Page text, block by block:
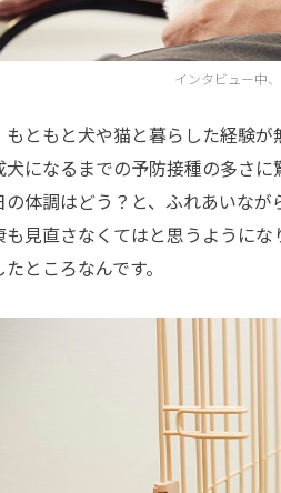
インタビュー中
もともと犬や猫と暮らした経験が
犬になるまでの予防接種の多さ
の体調はどう？と、ふれあいな
も見直さなくてはと思うように
たところなんです。